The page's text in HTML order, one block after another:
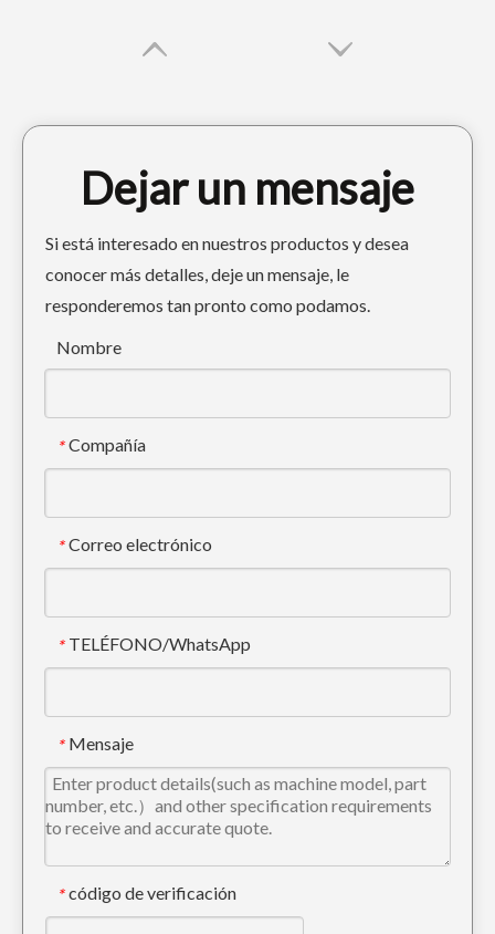
Pequeño diente E325 7T3402TL del cubo del excavador de Caterpillar de la perforación
Diente de excavadora Komatsu PC400 Tiger para ingeniería 208-70-14152TL
Dejar un mensaje
Si está interesado en nuestros productos y desea
conocer más detalles, deje un mensaje, le
responderemos tan pronto como podamos.
Nombre
* Compañía
* Correo electrónico
* TELÉFONO/WhatsApp
* Mensaje
* código de verificación